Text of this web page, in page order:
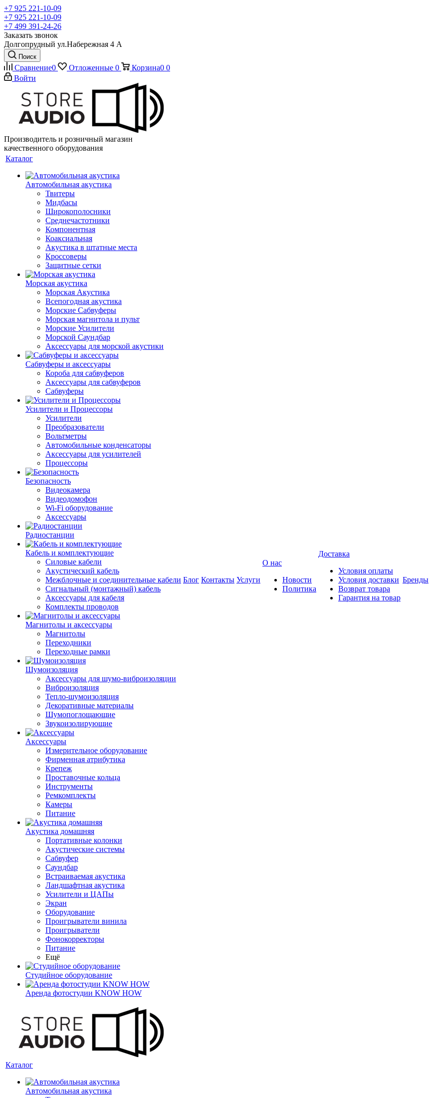
+7 925 221-10-09
+7 925 221-10-09
+7 499 391-24-26
Заказать звонок
Долгопрудный ул.Набережная 4 А
Поиск
Сравнение0 Отложенные 0 Корзина0 0
Войти
Производитель и розничный магазин
качественного оборудования
Каталог
Автомобильная акустика
Твитеры
Мидбасы
Широкополосники
Среднечастотники
Компонентная
Коаксиальная
Акустика в штатные места
Кроссоверы
Защитные сетки
Морская акустика
Морская Акустика
Всепогодная акустика
Морские Сабвуферы
Морская магнитола и пульт
Морские Усилители
Морской Cаундбар
Аксессуары для морской акустики
Сабвуферы и аксессуары
Короба для сабвуферов
Аксессуары для сабвуферов
Сабвуферы
Усилители и Процессоры
Усилители
Преобразователи
Вольтметры
Автомобильные конденсаторы
Аксессуары для усилителей
Процессоры
Безопасность
Видеокамера
Видеодомофон
Wi-Fi оборудование
Аксессуары
Радиостанции
Кабель и комплектующие
Силовые кабели
Акустический кабель
Межблочные и соединительные кабели
Сигнальный (монтажный) кабель
Аксессуары для кабеля
Комплекты проводов
Магнитолы и аксессуары
Магнитолы
Переходники
Переходные рамки
Шумоизоляция
Аксессуары для шумо-виброизоляции
Виброизоляция
Тепло-шумоизоляция
Декоративные материалы
Шумопоглощающие
Звукоизолирующие
Аксессуары
Измерительное оборудование
Фирменная атрибутика
Крепеж
Проставочные кольца
Инструменты
Ремкомплекты
Камеры
Питание
Акустика домашняя
Портативные колонки
Акустические системы
Сабвуфер
Саундбар
Встраиваемая акустика
Ландшафтная акустика
Усилители и ЦАПы
Экран
Оборудование
Проигрыватели винила
Проигрыватели
Фонокорректоры
Питание
Ещё
Студийное оборудование
Аренда фотостудии KNOW HOW
Блог Контакты Услуги
О нас
Новости
Политика
Доставка
Условия оплаты
Условия доставки
Возврат товара
Гарантия на товар
Бренды
Каталог
Автомобильная акустика